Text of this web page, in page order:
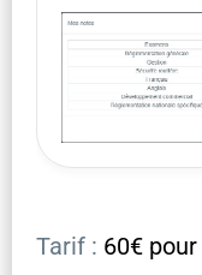
Tarif : 60€